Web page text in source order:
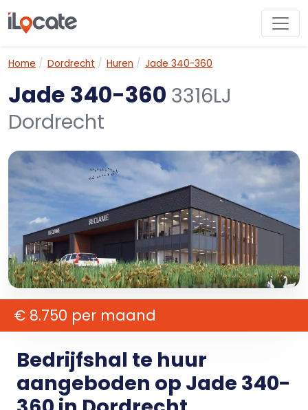
Home Dordrecht Huren Jade 340-360
Jade 340-360 3316LJ
Dordrecht
€ 8.750 per maand
Bedrijfshal te huur
aangeboden op Jade 340-